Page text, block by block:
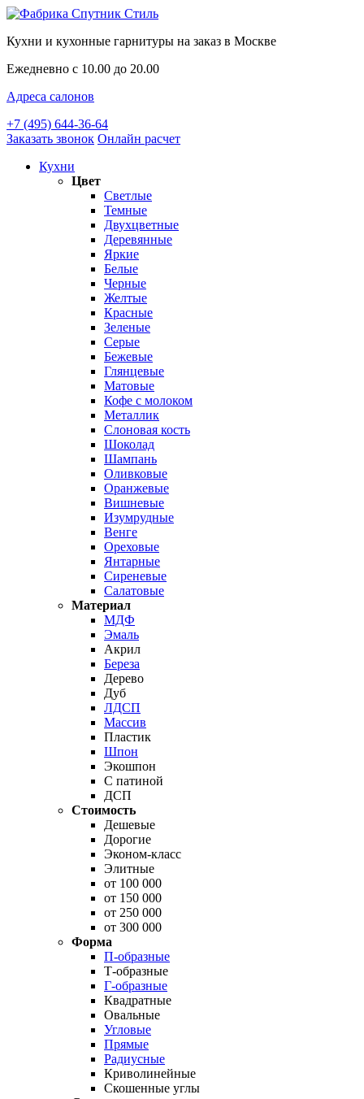
Кухни и кухонные гарнитуры на заказ в Москве
Ежедневно с 10.00 до 20.00
Адреса салонов
+7 (495) 644-36-64
Заказать звонок Онлайн расчет
Кухни
Цвет
Светлые
Темные
Двухцветные
Деревянные
Яркие
Белые
Черные
Желтые
Красные
Зеленые
Серые
Бежевые
Глянцевые
Матовые
Кофе с молоком
Металлик
Слоновая кость
Шоколад
Шампань
Оливковые
Оранжевые
Вишневые
Изумрудные
Венге
Ореховые
Янтарные
Сиреневые
Салатовые
Материал
МДФ
Эмаль
Акрил
Береза
Дерево
Дуб
ЛДСП
Массив
Пластик
Шпон
Экошпон
С патиной
ДСП
Стоимость
Дешевые
Дорогие
Эконом-класс
Элитные
от 100 000
от 150 000
от 250 000
от 300 000
Форма
П-образные
Т-образные
Г-образные
Квадратные
Овальные
Угловые
Прямые
Радиусные
Криволинейные
Скошенные углы